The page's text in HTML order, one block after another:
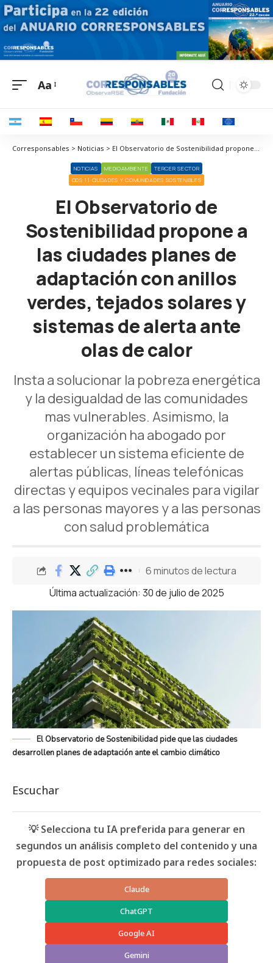
Aa
Corresponsables > Noticias > El Observatorio de Sostenibilidad propone a las ciudades planes de adaptación con anillos verdes, tejados solares y sistemas de alerta ante olas de calor
NOTICIAS MEDIOAMBIENTE
TERCER SECTOR
ODS 11 CIUDADES Y COMUNIDADES SOSTENIBLES
El Observatorio de
Sostenibilidad propone a
las ciudades planes de
adaptación con anillos
verdes, tejados solares y
sistemas de alerta ante
olas de calor
Insta a solucionar la pobreza energética
y la desigualdad de las comunidades
mas vulnerables. Asimismo, la
organización ha abogado por
establecer un sistema eficiente de
alertas públicas, líneas telefónicas
directas y equipos vecinales para vigilar
a las personas mayores y a las personas
con salud problemática
Última actualización: 30 de julio de 2025
6 minutos de lectura
El Observatorio de Sostenibilidad pide que las ciudades
desarrollen planes de adaptación ante el cambio climático
Escuchar
💡 Selecciona tu IA preferida para generar en
segundos un análisis completo del contenido y una
propuesta de post optimizado para redes sociales:
Claude
ChatGPT
Google AI
Gemini